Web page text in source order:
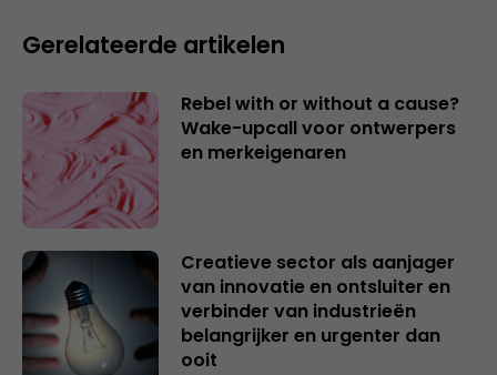
Gerelateerde artikelen
Rebel with or without a cause?
Wake-upcall voor ontwerpers
en merkeigenaren
Creatieve sector als aanjager
van innovatie en ontsluiter en
verbinder van industrieën
belangrijker en urgenter dan
ooit